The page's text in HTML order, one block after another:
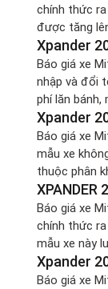
chính thức
được tăng
phía trước…
Xpander
Báo giá xe
nhập và đổi
phí lăn
XE
Xpander
Báo giá xe
mẫu xe
thuộc phân
số tính năng
XPANDER
Báo giá xe
chính thức
mẫu xe này
mẫu xe bán
Xpander
Báo giá xe